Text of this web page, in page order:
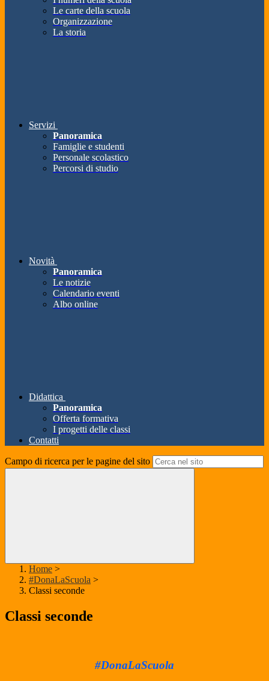
Le carte della scuola
Organizzazione
La storia
Servizi
Panoramica
Famiglie e studenti
Personale scolastico
Percorsi di studio
Novità
Panoramica
Le notizie
Calendario eventi
Albo online
Didattica
Panoramica
Offerta formativa
I progetti delle classi
Contatti
Campo di ricerca per le pagine del sito
Home >
#DonaLaScuola >
Classi seconde
Classi seconde
#DonaLaScuola